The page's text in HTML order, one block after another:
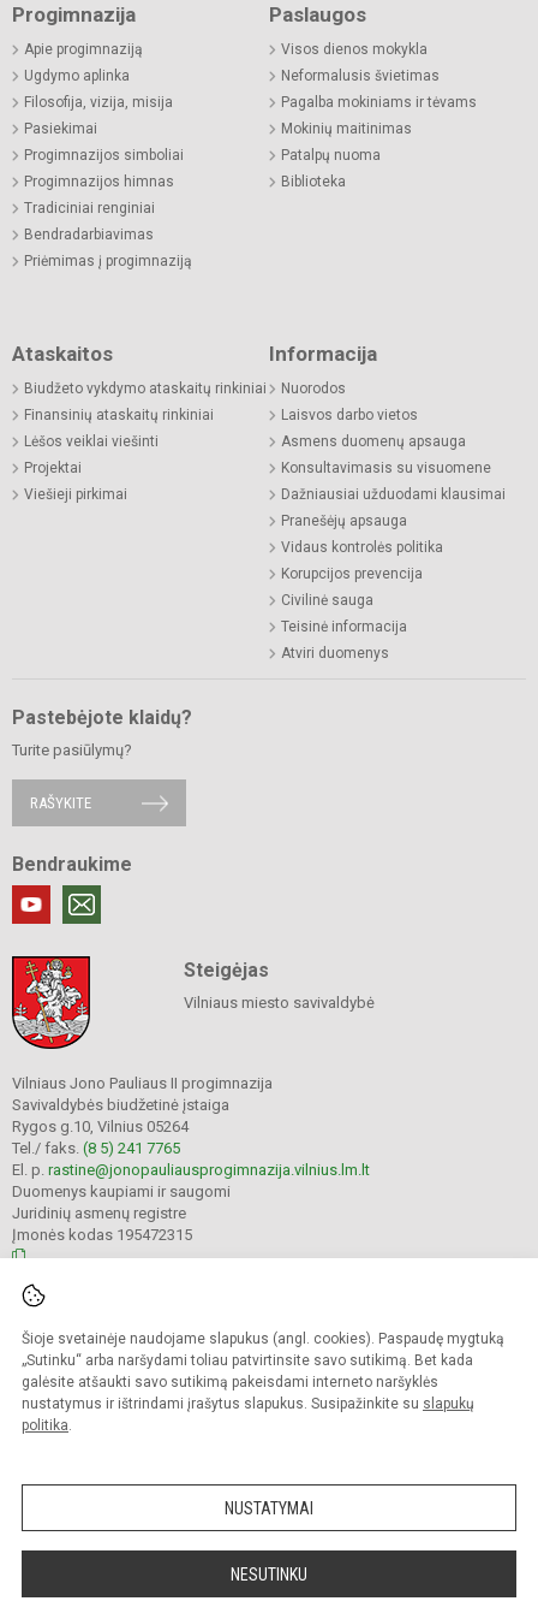
Šioje svetainėje naudojame slapukus (angl. cookies). Paspaudę mygtuką
„Sutinku“ arba naršydami toliau patvirtinsite savo sutikimą. Bet kada
galėsite atšaukti savo sutikimą pakeisdami interneto naršyklės
nustatymus ir ištrindami įrašytus slapukus. Susipažinkite su slapukų
politika.
NUSTATYMAI
NESUTINKU
Progimnazija
Apie progimnaziją
Ugdymo aplinka
Filosofija, vizija, misija
Pasiekimai
Progimnazijos simboliai
Progimnazijos himnas
Tradiciniai renginiai
Bendradarbiavimas
Priėmimas į progimnaziją
Paslaugos
Visos dienos mokykla
Neformalusis švietimas
Pagalba mokiniams ir tėvams
Mokinių maitinimas
Patalpų nuoma
Biblioteka
Ataskaitos
Biudžeto vykdymo ataskaitų rinkiniai
Finansinių ataskaitų rinkiniai
Lėšos veiklai viešinti
Projektai
Viešieji pirkimai
Informacija
Nuorodos
Laisvos darbo vietos
Asmens duomenų apsauga
Konsultavimasis su visuomene
Dažniausiai užduodami klausimai
Pranešėjų apsauga
Vidaus kontrolės politika
Korupcijos prevencija
Civilinė sauga
Teisinė informacija
Atviri duomenys
Pastebėjote klaidų?
Turite pasiūlymų?
RAŠYKITE
Bendraukime
Steigėjas
Vilniaus miesto savivaldybė
Vilniaus Jono Pauliaus II progimnazija
Savivaldybės biudžetinė įstaiga
Rygos g.10, Vilnius 05264
Tel./ faks. (8 5) 241 7765
El. p. rastine@jonopauliausprogimnazija.vilnius.lm.lt
Duomenys kaupiami ir saugomi
Juridinių asmenų registre
Įmonės kodas 195472315
Kopijuoti turinį be raštiško įstaigos administracijos sutikimo griežtai draudžiama.
Prieinamumo paraiška Slapukų politika
Sumanus būdas atnaujinti